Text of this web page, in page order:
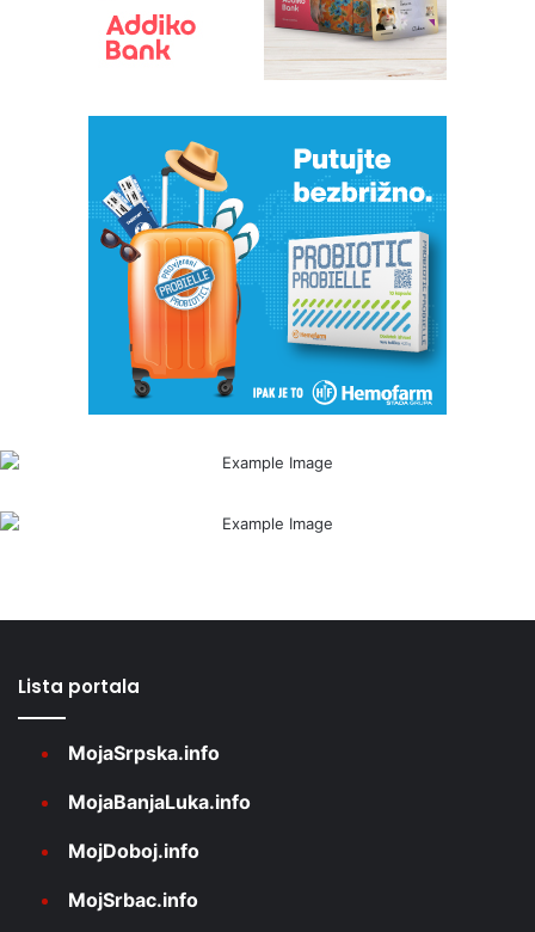
Lista portala
MojaSrpska.info
MojaBanjaLuka.info
MojDoboj.info
MojSrbac.info